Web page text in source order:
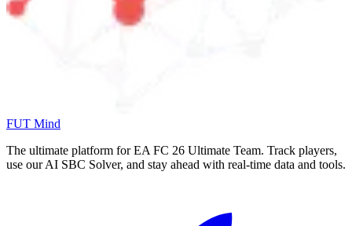
FUT Mind
The ultimate platform for EA FC 26 Ultimate Team. Track players,
use our AI SBC Solver, and stay ahead with real-time data and tools.